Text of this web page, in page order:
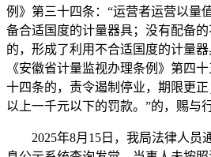
例》第三十四条：“运营者运营以量
备合适国度的计量器具；没有配备
的，形成了利用不合适国度的计量
《安徽省计量监视办理条例》第四
十四条的，责令遏制停业，期限更
以上一千元以下的罚款。”的，赐与
2025年8月15日，我局法律人员